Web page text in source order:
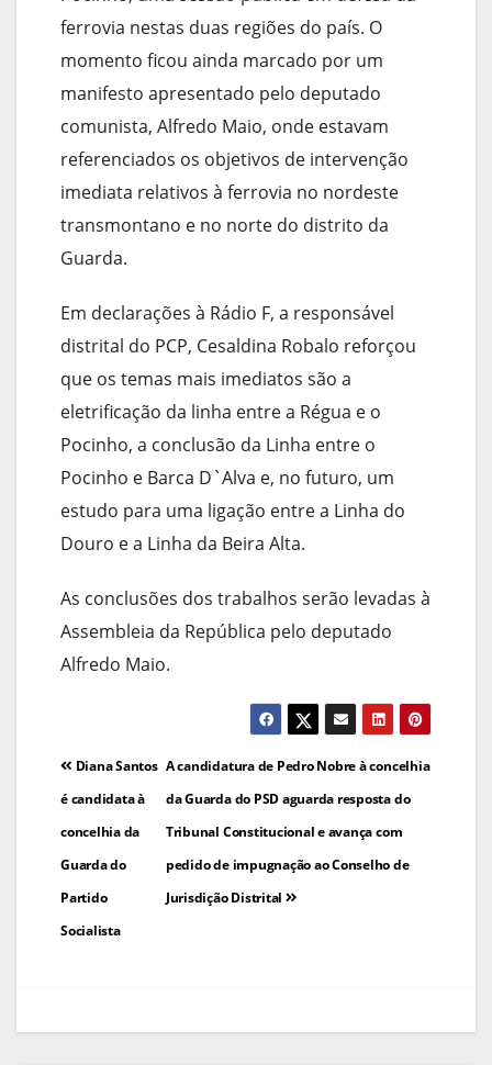
ferrovia nestas duas regiões do país. O
momento ficou ainda marcado por um
manifesto apresentado pelo deputado
comunista, Alfredo Maio, onde estavam
referenciados os objetivos de intervenção
imediata relativos à ferrovia no nordeste
transmontano e no norte do distrito da
Guarda.
Em declarações à Rádio F, a responsável
distrital do PCP, Cesaldina Robalo reforçou
que os temas mais imediatos são a
eletrificação da linha entre a Régua e o
Pocinho, a conclusão da Linha entre o
Pocinho e Barca D`Alva e, no futuro, um
estudo para uma ligação entre a Linha do
Douro e a Linha da Beira Alta.
As conclusões dos trabalhos serão levadas à
Assembleia da República pelo deputado
Alfredo Maio.
Navegação
de
artigos
A candidatura de Pedro Nobre à concelhia
da Guarda do PSD aguarda resposta do
Tribunal Constitucional e avança com
pedido de impugnação ao Conselho de
Jurisdição Distrital
Diana Santos
é candidata à
concelhia da
Guarda do
Partido
Socialista